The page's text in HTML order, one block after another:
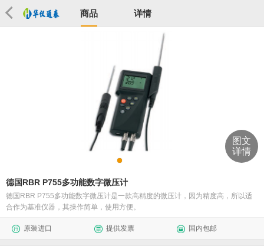
商品 详情
图文
详情
德国RBR P755多功能数字微压计
德国RBR P755多功能数字微压计是一款高精度的微压计，因为精度高，所以适
合作为基准仪器，其操作简单，使用方便。
原装进口 提供发票 国内包邮